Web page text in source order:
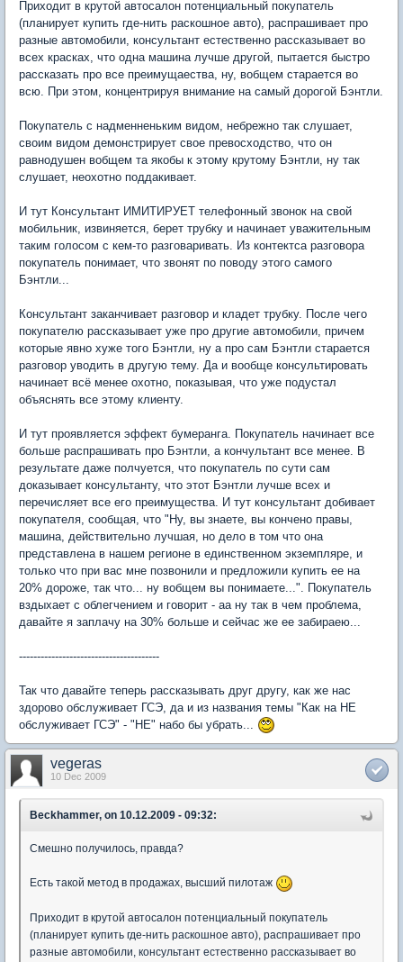
Приходит в крутой автосалон потенциальный покупатель
(планирует купить где-нить раскошное авто), распрашивает про
разные автомобили, консультант естественно рассказывает во
всех красках, что одна машина лучше другой, пытается быстро
рассказать про все преимущаества, ну, вобщем старается во
всю. При этом, концентрируя внимание на самый дорогой Бэнтли.
Покупатель с надменненьким видом, небрежно так слушает,
своим видом демонстрирует свое превосходство, что он
равнодушен вобщем та якобы к этому крутому Бэнтли, ну так
слушает, неохотно поддакивает.
И тут Консультант ИМИТИРУЕТ телефонный звонок на свой
мобильник, извиняется, берет трубку и начинает уважительным
таким голосом с кем-то разговаривать. Из контектса разговора
покупатель понимает, что звонят по поводу этого самого
Бэнтли...
Консультант заканчивает разговор и кладет трубку. После чего
покупателю рассказывает уже про другие автомобили, причем
которые явно хуже того Бэнтли, ну а про сам Бэнтли старается
разговор уводить в другую тему. Да и вообще консультировать
начинает всё менее охотно, показывая, что уже подустал
объяснять все этому клиенту.
И тут проявляется эффект бумеранга. Покупатель начинает все
больше распрашивать про Бэнтли, а кончультант все менее. В
результате даже полчуется, что покупатель по сути сам
доказывает консультанту, что этот Бэнтли лучше всех и
перечисляет все его преимущества. И тут консультант добивает
покупателя, сообщая, что "Ну, вы знаете, вы кончено правы,
машина, действительно лучшая, но дело в том что она
представлена в нашем регионе в единственном экземпляре, и
только что при вас мне позвонили и предложили купить ее на
20% дороже, так что... ну вобщем вы понимаете...". Покупатель
вздыхает с облегчением и говорит - аа ну так в чем проблема,
давайте я заплачу на 30% больше и сейчас же ее забираею...
---------------------------------------
Так что давайте теперь рассказывать друг другу, как же нас
здорово обслуживает ГСЭ, да и из названия темы "Как на НЕ
обслуживает ГСЭ" - "НЕ" набо бы убрать...
vegeras
10 Dec 2009
Beckhammer, on 10.12.2009 - 09:32:
Смешно получилось, правда?
Есть такой метод в продажах, высший пилотаж
Приходит в крутой автосалон потенциальный покупатель
(планирует купить где-нить раскошное авто), распрашивает про
разные автомобили, консультант естественно рассказывает во